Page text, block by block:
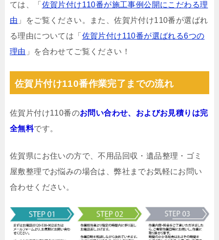
ては、「 佐賀片付け110番が施工事例公開にこだわる理
由 」をご覧ください。また、佐賀片付け110番が選ばれ
る理由については「 佐賀片付け110番が選ばれる6つの
理由 」を合わせてご覧ください！
佐賀片付け110番作業完了までの流れ
佐賀片付け110番のお問い合わせ、およびお見積りは完
全無料です。
佐賀県にお住いの方で、不用品回収・遺品整理・ゴミ
屋敷整理でお悩みの場合は、弊社までお気軽にお問い
合わせください。